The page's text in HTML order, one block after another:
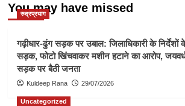
You may have missed
रुद्रप्रयाग
गढ़ीधार-ढुंग सड़क पर उबाल: जिलाधिकारी के निर्देशों
सड़क, फोटो खिंचवाकर मशीन हटाने का आरोप,
सड़क पर बैठी जनता
Kuldeep Rana 29/07/2026
Uncategorized